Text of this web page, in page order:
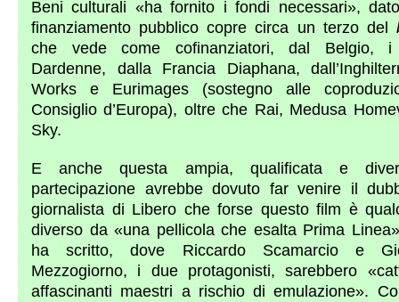
Beni culturali «ha fornito i fondi necessari»,
finanziamento pubblico copre circa un terzo del
che vede come cofinanziatori, dal Belgio, i
Dardenne, dalla Francia Diaphana,
Works e Eurimages (sostegno alle
Consiglio d’Europa), oltre che Rai, Medusa
Sky.
E anche questa ampia, qualificata e
partecipazione avrebbe dovuto far venire il
giornalista di Libero che forse questo film è
diverso da «una pellicola che esalta Prima
ha scritto, dove Riccardo Scamarcio e
Mezzogiorno, i due protagonisti, sarebbero
affascinanti maestri a rischio di emulazione».